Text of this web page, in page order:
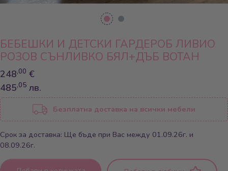
БЕБЕШКИ И ДЕТСКИ ГАРДЕРОБ ЛИВИО
РОЗОВ СЪНЛИВКО БЯЛ+ДЪБ ВОТАН
248,00 €
485,05 лв.
Безплатна доставка на всички мебели
Срок за доставка: Ще бъде при Вас между 01.09.26г. и
08.09.26г.